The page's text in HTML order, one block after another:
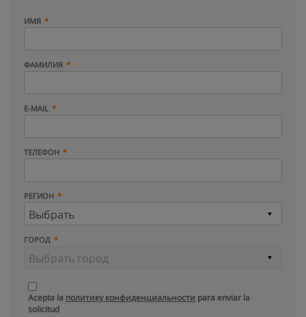
ИМЯ
ФАМИЛИЯ
E-MAIL
ТЕЛЕФОН
РЕГИОН
ГОРОД
Acepta la политику конфиденциальности para enviar la
solicitud